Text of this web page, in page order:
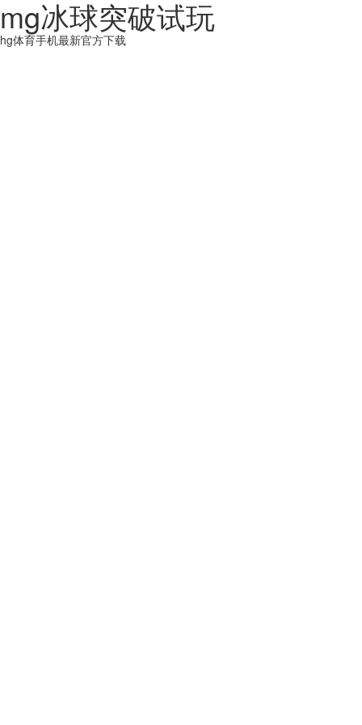
mg冰球突破试玩
hg体育手机最新官方下载